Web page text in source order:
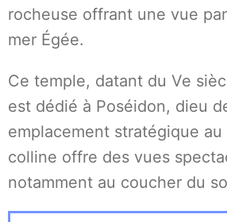
rocheuse offrant une vue
mer Égée.
Ce temple, datant du Ve
est dédié à Poséidon, dieu
emplacement stratégique
colline offre des vues
notamment au coucher du